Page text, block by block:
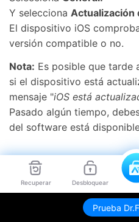
Recuperar Desbloquear
Prueba
Envíame
󠀰Y selecciona Actualización
󠀰El dispositivo iOS
versión compatible o no.󠀲󠀩󠀠󠀥󠀧󠀠󠀠󠀧󠀳
Nota: Es posible que tarde
si el dispositivo está
mensaje "iOS está
Pasado algún tiempo,
del software está